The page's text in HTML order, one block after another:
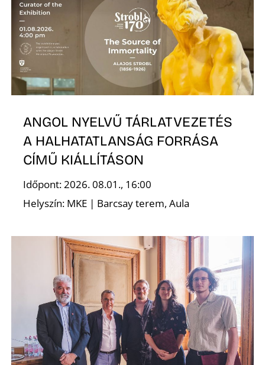
ANGOL NYELVŰ TÁRLATVEZETÉS
A HALHATATLANSÁG FORRÁSA
CÍMŰ KIÁLLÍTÁSON
Időpont: 2026. 08.01., 16:00
Helyszín: MKE | Barcsay terem, Aula